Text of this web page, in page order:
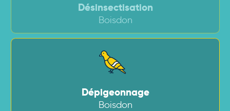
Désinsectisation
Boisdon
Dépigeonnage
Boisdon